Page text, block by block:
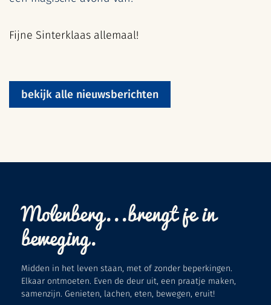
Fijne Sinterklaas allemaal!
bekijk alle nieuwsberichten
Molenberg...brengt je in
beweging.
Midden in het leven staan, met of zonder beperkingen.
Elkaar ontmoeten. Even de deur uit, een praatje maken,
samenzijn. Genieten, lachen, eten, bewegen, eruit!